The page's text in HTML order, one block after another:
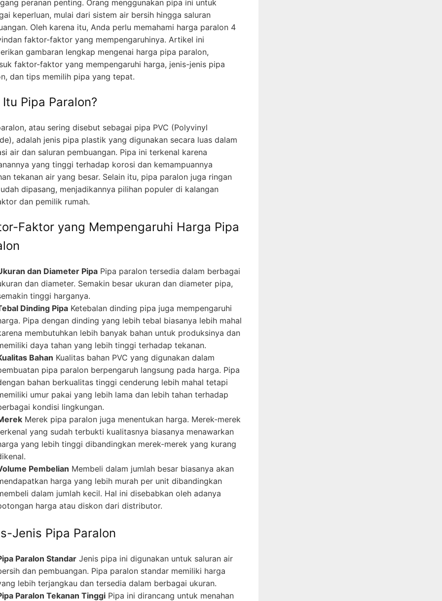
peranan penting. Orang menggunakan pipa ini untuk
keperluan, mulai dari sistem air bersih hingga saluran
Oleh karena itu, Anda perlu memahami harga paralon 4
faktor-faktor yang mempengaruhinya. Artikel ini
gambaran lengkap mengenai harga pipa paralon,
faktor-faktor yang mempengaruhi harga, jenis-jenis pipa
dan tips memilih pipa yang tepat.
Pipa Paralon?
atau sering disebut sebagai pipa PVC (Polyvinyl
adalah jenis pipa plastik yang digunakan secara luas dalam
air dan saluran pembuangan. Pipa ini terkenal karena
yang tinggi terhadap korosi dan kemampuannya
tekanan air yang besar. Selain itu, pipa paralon juga ringan
dipasang, menjadikannya pilihan populer di kalangan
dan pemilik rumah.
Faktor yang Mempengaruhi Harga Pipa
dan Diameter Pipa Pipa paralon tersedia dalam berbagai
dan diameter. Semakin besar ukuran dan diameter pipa,
tinggi harganya.
Dinding Pipa Ketebalan dinding pipa juga mempengaruhi
Pipa dengan dinding yang lebih tebal biasanya lebih mahal
membutuhkan lebih banyak bahan untuk produksinya dan
daya tahan yang lebih tinggi terhadap tekanan.
Bahan Kualitas bahan PVC yang digunakan dalam
pipa paralon berpengaruh langsung pada harga. Pipa
bahan berkualitas tinggi cenderung lebih mahal tetapi
umur pakai yang lebih lama dan lebih tahan terhadap
kondisi lingkungan.
Merek pipa paralon juga menentukan harga. Merek-merek
yang sudah terbukti kualitasnya biasanya menawarkan
yang lebih tinggi dibandingkan merek-merek yang kurang
Pembelian Membeli dalam jumlah besar biasanya akan
harga yang lebih murah per unit dibandingkan
dalam jumlah kecil. Hal ini disebabkan oleh adanya
harga atau diskon dari distributor.
Jenis Pipa Paralon
Paralon Standar Jenis pipa ini digunakan untuk saluran air
dan pembuangan. Pipa paralon standar memiliki harga
lebih terjangkau dan tersedia dalam berbagai ukuran.
Paralon Tekanan Tinggi Pipa ini dirancang untuk menahan